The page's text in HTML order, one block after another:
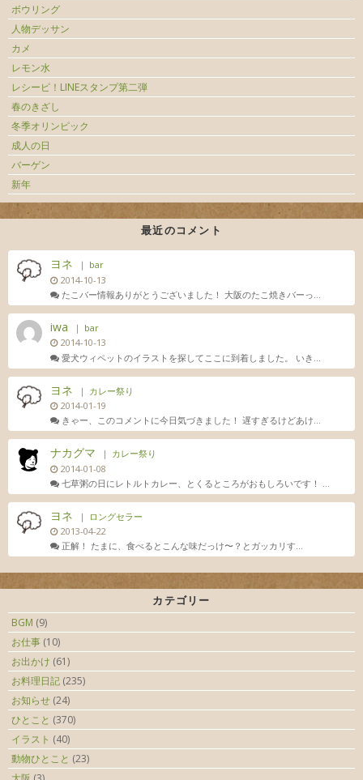
ボウリング
人物デッサン
カメ
レモン水
レシーピ！LINEスタンプ第二弾
春のきざし
冬季オリンピック
成人の日
バーゲン
新年
最近のコメント
ヨネ ｜ bar
2014-10-13
たこバー情報ありがとうございました！ 大阪のたこ焼きバーっ...
iwa ｜ bar
2014-10-13
愛犬ウィペットのイラストを探してここに到着しました。 いき...
ヨネ ｜ カレー祭り
2014-01-19
きゃー、このコメントに今日気づきました！ 遅すぎるけどあけ...
ナカグマ ｜ カレー祭り
2014-01-08
七草粥の日にレトルトカレー、とくるところがおもしろいです！ ...
ヨネ ｜
ロングセラー
2013-04-22
正解！ たまに、食べるとこんな味だっけ〜？とガッカリす...
カテゴリー
BGM (9)
お仕事 (10)
お出かけ (61)
お料理日記 (235)
お知らせ (24)
ひとこと (370)
イラスト (40)
動物ひとこと (23)